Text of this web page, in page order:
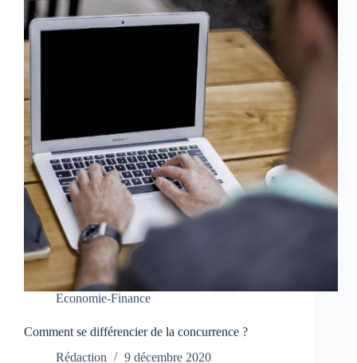
Economie-Finance
Comment se différencier de la concurrence ?
Rédaction
9 décembre 2020